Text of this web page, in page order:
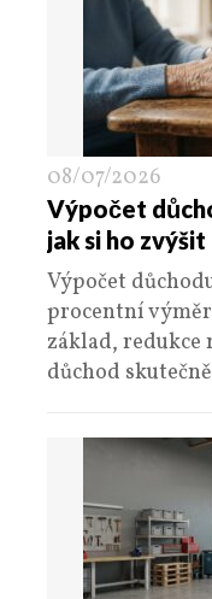
08/07/2026
Výpočet
jak si ho zvýšit
Výpočet
procentní
základ, redukce
důchod